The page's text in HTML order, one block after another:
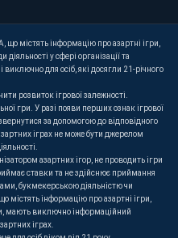
що містять інформацію про азартні ігри,
у сфері організації та
виключно для осіб, які досягли 21-річного
розвиток ігрової залежності.
гри. У разі появи перших ознак ігрової
за допомогою до відповідного
іграх не може бути джерелом
азартних ігор, не проводить ігри
ставки та не здійснює приймання
букмекерською діяльністю чи
містять інформацію про азартні ігри,
мають виключно інформаційний
іграх.